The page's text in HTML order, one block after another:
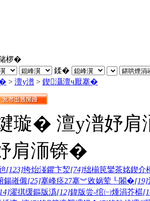
椤�
鍒�
> 澶у潽 > 鍥灄澶ч厭搴�
璇� 澶у潽妤
肩洏锛�
[123]绔炲湴鑺卞洯[74]绌椾笢鑾茶姳鍥介
鍚嶉儭[25]搴峰痉27搴︾敓娲荤┖闂�[19]
濯掑缓鏂版潙[12]鍏版尝-绾㈠煄涓芥櫙